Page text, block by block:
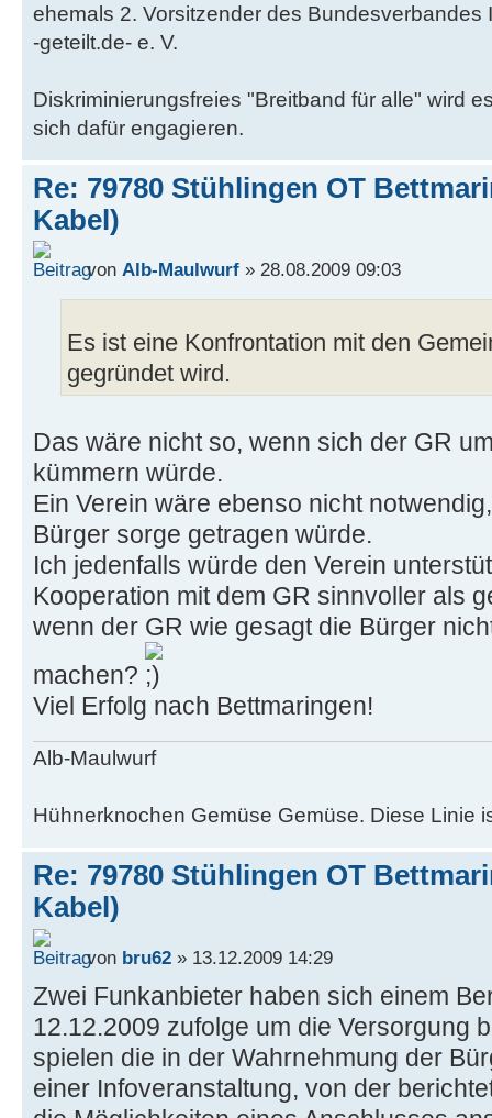
ehemals 2. Vorsitzender des Bundesverbandes
-geteilt.de- e. V.
Diskriminierungsfreies "Breitband für alle" wird
sich dafür engagieren.
Re: 79780 Stühlingen OT
Kabel)
von Alb-Maulwurf » 28.08.2009 09:03
Es ist eine Konfrontation mit den
gegründet wird.
Das wäre nicht so, wenn sich der GR
kümmern würde.
Ein Verein wäre ebenso nicht
Bürger sorge getragen würde.
Ich jedenfalls würde den Verein
Kooperation mit dem GR sinnvoller als
wenn der GR wie gesagt die Bürger
machen?
Viel Erfolg nach Bettmaringen!
Alb-Maulwurf
Hühnerknochen Gemüse Gemüse. Diese Linie
Re: 79780 Stühlingen OT
Kabel)
von bru62 » 13.12.2009 14:29
Zwei Funkanbieter haben sich einem
12.12.2009 zufolge um die Versorgung
spielen die in der Wahrnehmung der
einer Infoveranstaltung, von der